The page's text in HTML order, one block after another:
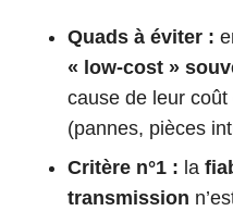
Quads à éviter :
« low-cost »
cause de leur
(pannes, pièces
Critère n°1 : la
transmission